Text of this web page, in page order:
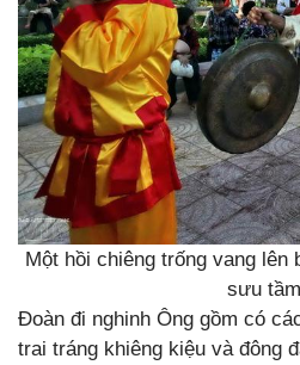
Một hồi chiêng trống vang lên
sưu
Đoàn đi nghinh Ông gồm có
trai tráng khiêng kiệu và đông